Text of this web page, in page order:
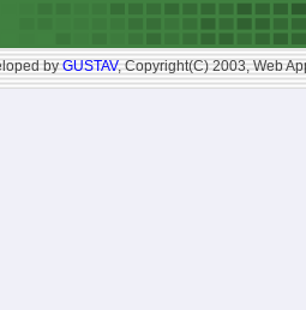
byGUSTAV, Copyright(C) 2003, Web